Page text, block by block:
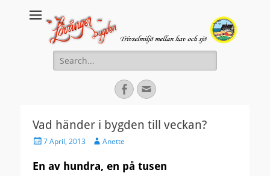
Lovanger.se
Välkommen till Lövånger
Search
for:
Facebook
Email
Vad händer i bygden till veckan?
Posted7 April, 2013 Author
Anette
En av hundra, en på tusen